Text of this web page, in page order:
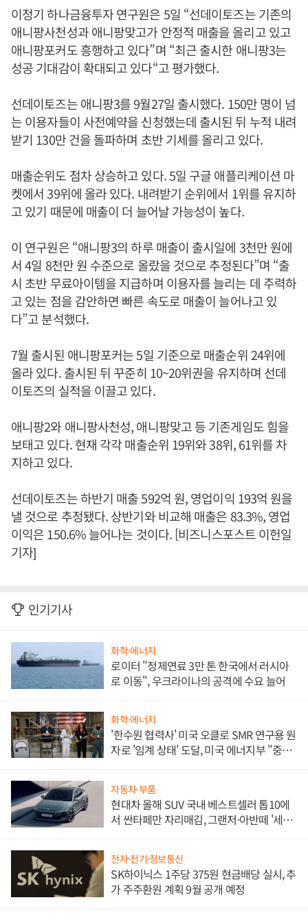
이정기 하나금융투자 연구원은 5일 “선데이토즈는 기존의
애니팡사천성과 애니팡맞고가 안정적 매출을 올리고 있고
애니팡포커도 흥행하고 있다”며 “최근 출시한 애니팡3는
성공 기대감이 확대되고 있다“고 평가했다.
선데이토즈는 애니팡3를 9월27일 출시했다. 150만 명이 넘
는 이용자들이 사전예약을 신청했는데 출시된 뒤 누적 내려
받기 130만 건을 돌파하며 초반 기세를 올리고 있다.
매출순위도 점차 상승하고 있다. 5일 구글 애플리케이션 마
켓에서 39위에 올라 있다. 내려받기 순위에서 1위를 유지하
고 있기 때문에 매출이 더 늘어날 가능성이 높다.
이 연구원은 “애니팡3의 하루 매출이 출시일에 3천만 원에
서 4일 8천만 원 수준으로 올랐을 것으로 추정된다”며 “출
시 초반 무료아이템을 지급하며 이용자를 늘리는 데 주력하
고 있는 점을 감안하면 빠른 속도로 매출이 늘어나고 있
다”고 분석했다.
7월 출시된 애니팡포커는 5일 기준으로 매출순위 24위에
올라 있다. 출시된 뒤 꾸준히 10~20위권을 유지하며 선데
이토즈의 실적을 이끌고 있다.
애니팡2와 애니팡사천성, 애니팡맞고 등 기존게임도 힘을
보태고 있다. 현재 각각 매출순위 19위와 38위, 61위를 차
지하고 있다.
선데이토즈는 하반기 매출 592억 원, 영업이익 193억 원을
낼 것으로 추정됐다. 상반기와 비교해 매출은 83.3%, 영업
이익은 150.6% 늘어나는 것이다. [비즈니스포스트 이헌일
기자]
인기기사
화학·에너지
로이터 "정제연료 3만 톤 한국에서 러시아
로 이동", 우크라이나의 공격에 수요 늘어
화학·에너지
'한수원 협력사' 미국 오클로 SMR 연구용 원
자로 '임계 상태' 도달, 미국 에너지부 "중요
자동차·부품
현대차 올해 SUV 국내 베스트셀러 톱10에
서 싼타페만 자리매김, 그랜저·아반떼 '세단
전자·전기·정보통신
SK하이닉스 1주당 375원 현금배당 실시, 추
가 주주환원 계획 9월 공개 예정